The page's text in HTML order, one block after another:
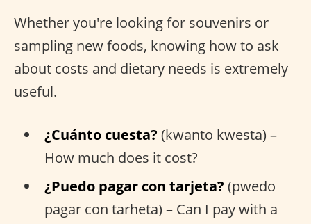
Whether you're looking for souvenirs or
sampling new foods, knowing how to ask
about costs and dietary needs is extremely
useful.
¿Cuánto cuesta? (kwanto kwesta) –
How much does it cost?
¿Puedo pagar con tarjeta? (pwedo
pagar con tarheta) – Can I pay with a